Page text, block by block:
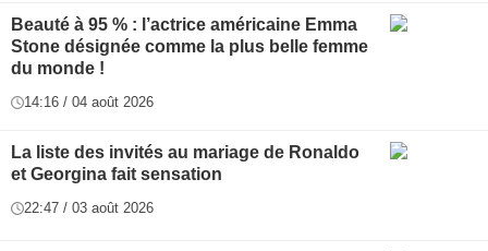
Beauté à 95 % : l’actrice américaine Emma
Stone désignée comme la plus belle femme
du monde !
14:16 / 04 août 2026
La liste des invités au mariage de Ronaldo
et Georgina fait sensation
22:47 / 03 août 2026